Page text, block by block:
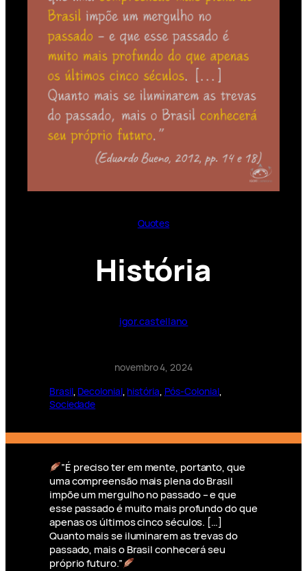
Quotes
História
igor.castellano
novembro 4, 2024
Brasil, Decolonial, história, Pós-Colonial
Sociedade
”É preciso ter em mente, portanto, que
uma compreensão mais plena do Brasil
impõe um mergulho no passado – e que
esse passado é muito mais profundo do que
apenas os últimos cinco séculos. […]
Quanto mais se iluminarem as trevas do
passado, mais o Brasil conhecerá seu
próprio futuro.”